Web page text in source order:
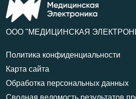
ООО "МЕДИЦИНСКАЯ
Политика конфиденциальности
Карта сайта
Обработка персональных данных
Сводная ведомость результатов